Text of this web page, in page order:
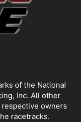
of the National
Inc. All other
owners
racetracks.